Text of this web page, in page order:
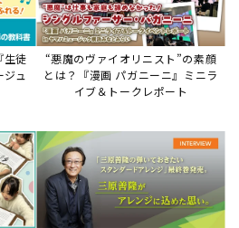
生徒
ュ
“悪魔のヴァイオリニスト”の素顔
とは？『漫画 パガニーニ』ミニラ
イブ＆トークレポート